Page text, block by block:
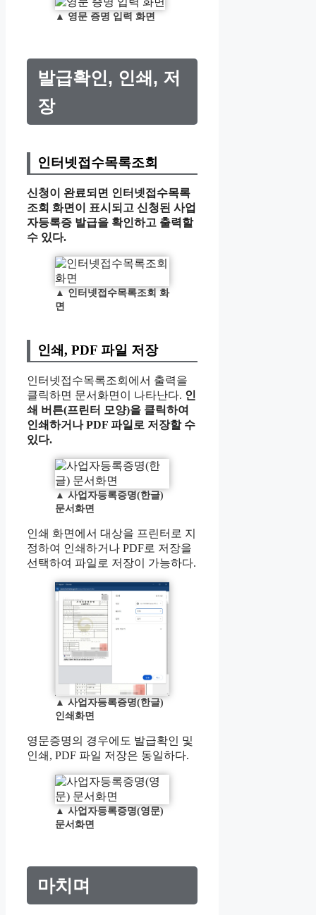
▲ 영문 증명 입력 화면
발급확인, 인쇄, 저
장
인터넷접수목록조회
신청이 완료되면 인터넷접수목록
조회 화면이 표시되고 신청된 사업
자등록증 발급을 확인하고 출력할
수 있다.
▲ 인터넷접수목록조회 화
면
인쇄, PDF 파일 저장
인터넷접수목록조회에서 출력을
클릭하면 문서화면이 나타난다. 인
쇄 버튼(프린터 모양)을 클릭하여
인쇄하거나 PDF 파일로 저장할 수
있다.
▲ 사업자등록증명(한글)
문서화면
인쇄 화면에서 대상을 프린터로 지
정하여 인쇄하거나 PDF로 저장을
선택하여 파일로 저장이 가능하다.
▲ 사업자등록증명(한글)
인쇄화면
영문증명의 경우에도 발급확인 및
인쇄, PDF 파일 저장은 동일하다.
▲ 사업자등록증명(영문)
문서화면
마치며